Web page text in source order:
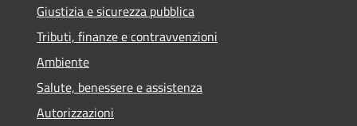
Giustizia e sicurezza pubblica
Tributi, finanze e contravvenzioni
Ambiente
Salute, benessere e assistenza
Autorizzazioni